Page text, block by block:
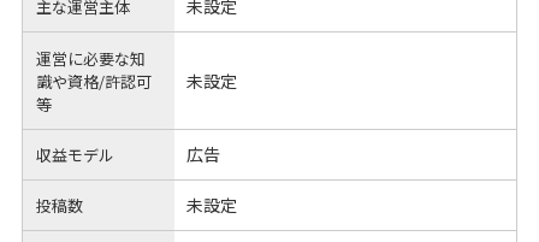
主な運営主体 未設定
運営に必要な知
識や資格/許認可
等
未設定
収益モデル 広告
投稿数 未設定